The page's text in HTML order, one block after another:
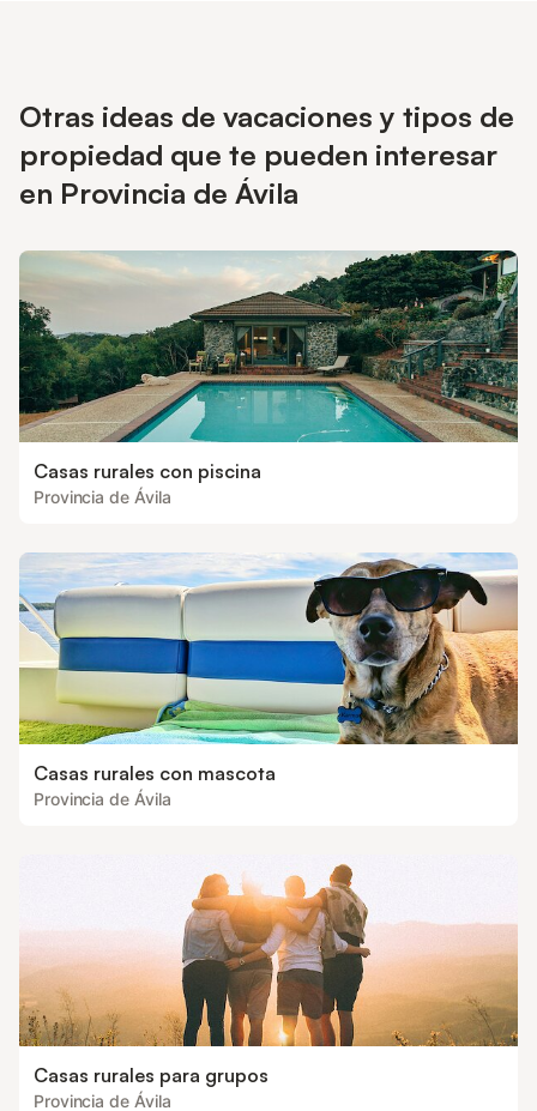
Transporte público accesible cerca.
Otras ideas de vacaciones y tipos de
propiedad que te pueden interesar
en Provincia de Ávila
Casas rurales con piscina
Provincia de Ávila
Casas rurales con mascota
Provincia de Ávila
Casas rurales para grupos
Provincia de Ávila